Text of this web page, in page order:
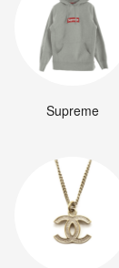
Supreme